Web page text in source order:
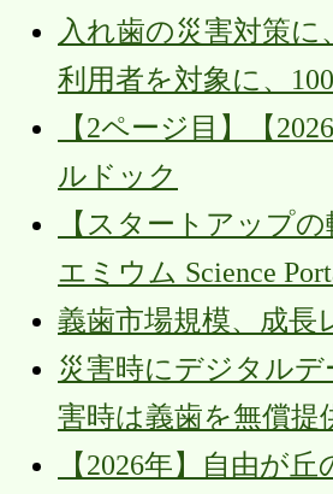
入れ歯の災害対策
利用者を対象に、
【2ページ目】【
ルドック
【スタートアップ
エミウム Science
義歯市場規模、成長
災害時にデジタル
害時は義歯を無償提
【2026年】自由が